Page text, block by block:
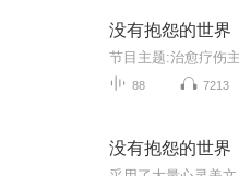
没有抱怨的世界
88 7213
没有抱怨的世界